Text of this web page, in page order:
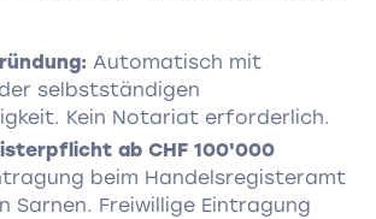
Automatisch mit
selbstständigen
Kein Notariat erforderlich.
ab CHF 100'000
beim Handelsregisteramt
Sarnen. Freiwillige Eintragung